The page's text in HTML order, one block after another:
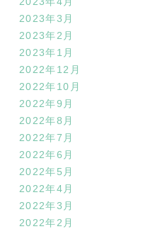
2023年3月
2023年2月
2023年1月
2022年12月
2022年10月
2022年9月
2022年8月
2022年7月
2022年6月
2022年5月
2022年4月
2022年3月
2022年2月